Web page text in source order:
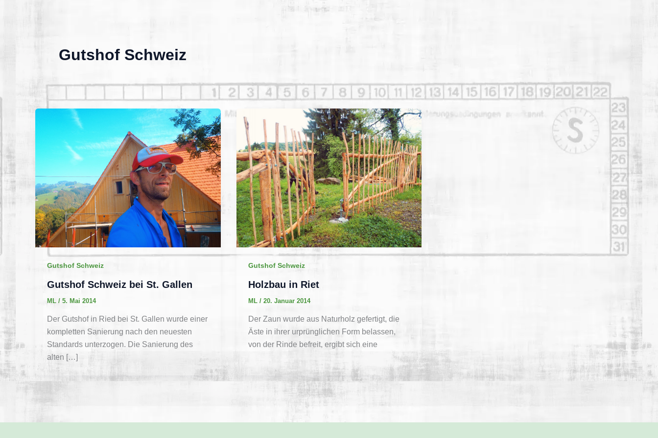
Gutshof Schweiz
Gutshof Schweiz
Gutshof Schweiz bei St. Gallen
ML / 5. Mai 2014
Der Gutshof in Ried bei St. Gallen wurde einer
kompletten Sanierung nach den neuesten
Standards unterzogen. Die Sanierung des
alten […]
Gutshof Schweiz
Holzbau in Riet
ML / 20. Januar 2014
Der Zaun wurde aus Naturholz gefertigt, die
Äste in ihrer urprünglichen Form belassen,
von der Rinde befreit, ergibt sich eine